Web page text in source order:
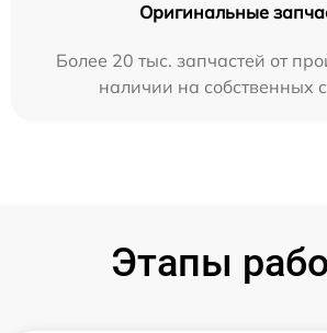
Оригинальные
Более 20 тыс. запчастей от
наличии на собственных
Этапы